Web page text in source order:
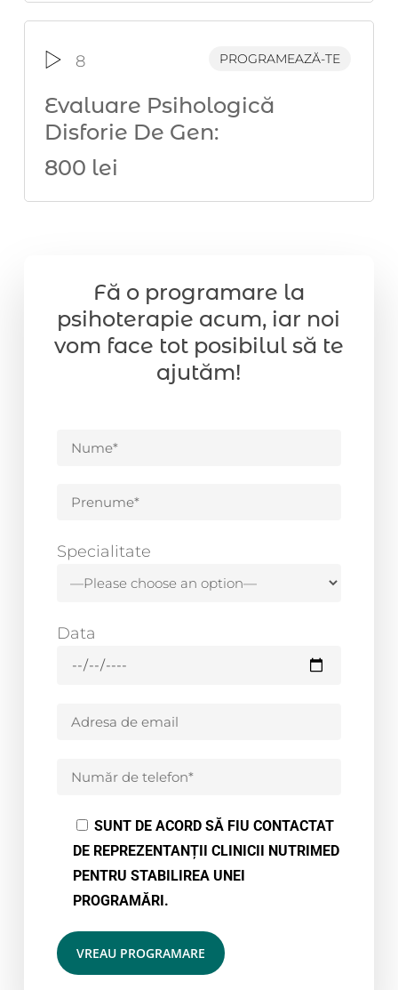
8
Evaluare Psihologică
Disforie De Gen:
800 lei
PROGRAMEAZĂ-TE
Fă o programare la
psihoterapie acum, iar noi
vom face tot posibilul să te
ajutăm!
Specialitate
Data
SUNT DE ACORD SĂ FIU CONTACTAT
DE REPREZENTANȚII CLINICII NUTRIMED
PENTRU STABILIREA UNEI
PROGRAMĂRI.